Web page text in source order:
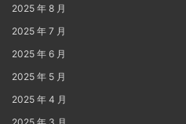
2025 年 8 月
2025 年 7 月
2025 年 6 月
2025 年 5 月
2025 年 4 月